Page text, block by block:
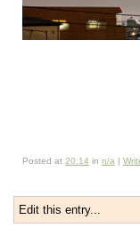
Posted at 20:14 in n/a |
Edit this entry...